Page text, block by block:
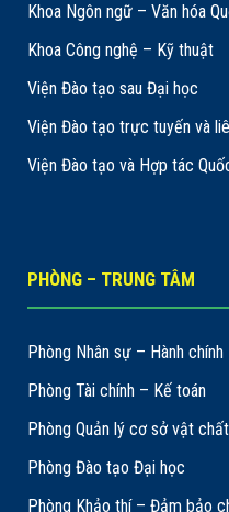
Khoa Ngôn ngữ – Văn hóa
Khoa Công nghệ – Kỹ thuật
Viện Đào tạo sau Đại học
Viện Đào tạo trực tuyến và
Viện Đào tạo và Hợp tác
PHÒNG – TRUNG TÂM
Phòng Nhân sự – Hành chính
Phòng Tài chính – Kế toán
Phòng Quản lý cơ sở vật chất
Phòng Đào tạo Đại học
Phòng Khảo thí – Đảm bảo